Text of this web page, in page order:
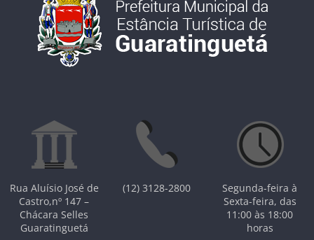
Rua Aluísio José de
Castro,nº 147 –
Chácara Selles
Guaratinguetá
(12) 3128-2800
Segunda-feira à
Sexta-feira, das
11:00 às 18:00
horas